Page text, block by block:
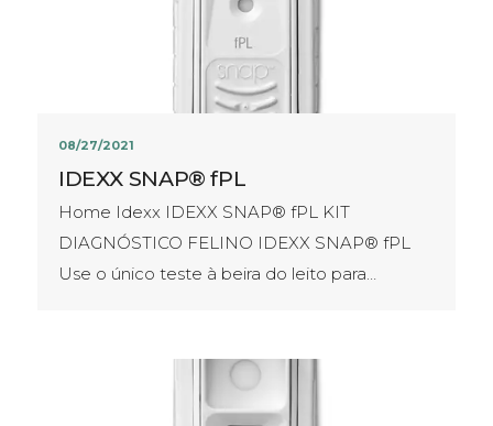
08/27/2021
IDEXX SNAP® fPL
Home Idexx IDEXX SNAP® fPL KIT
DIAGNÓSTICO FELINO IDEXX SNAP® fPL
Use o único teste à beira do leito para…